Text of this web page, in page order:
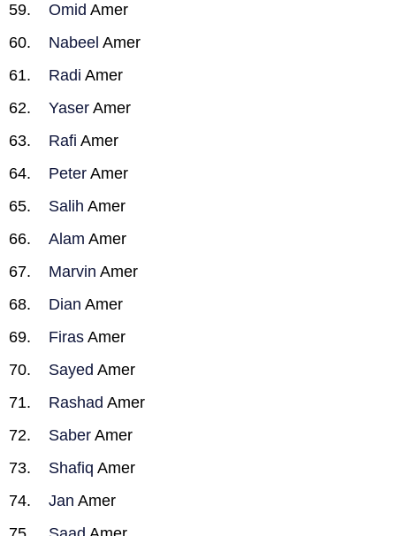
Omid Amer
Nabeel Amer
Radi Amer
Yaser Amer
Rafi Amer
Peter Amer
Salih Amer
Alam Amer
Marvin Amer
Dian Amer
Firas Amer
Sayed Amer
Rashad Amer
Saber Amer
Shafiq Amer
Jan Amer